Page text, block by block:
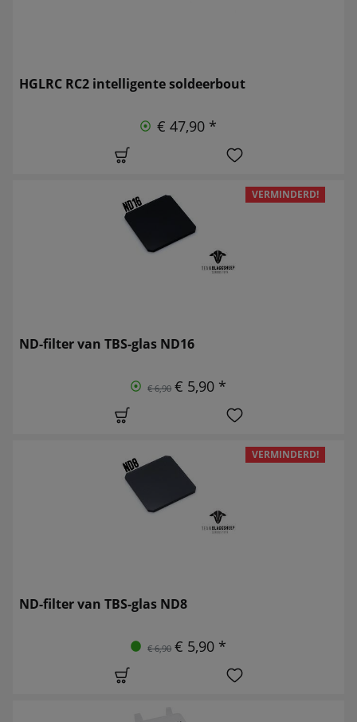
HGLRC RC2 intelligente soldeerbout
€ 47,90 *
VERMINDERD!
ND-filter van TBS-glas ND16
€ 6,90 € 5,90 *
VERMINDERD!
ND-filter van TBS-glas ND8
€ 6,90 € 5,90 *